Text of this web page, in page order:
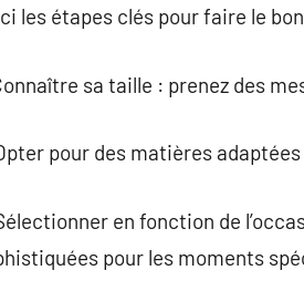
les étapes clés pour faire le
sa taille : prenez des
pour des matières
en fonction de
pour les moments